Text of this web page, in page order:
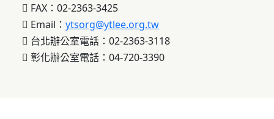
FAX：02-2363-3425
Email： ytsorg@ytlee.org.tw
台北辦公室電話：02-2363-3118
彰化辦公室電話：04-720-3390